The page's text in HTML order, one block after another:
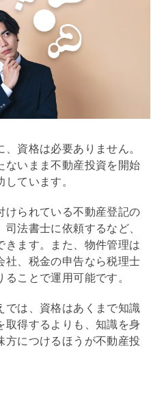
資格は必要ありません。
ないまま不動産投資を開始
ています。
けられている不動産登記の
法書士に依頼するなど、
きます。また、物件管理は
社 、税金の申告なら税理士
ことで運用可能です。
では、資格はあくまで知識
取得するよりも、知識を身
方につけるほうが不動産投